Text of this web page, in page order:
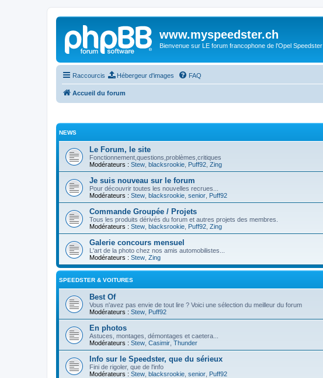
www.myspeedster.ch
Bienvenue sur LE forum francophone de l'Opel Speedster
Raccourcis Hébergeur d'images FAQ
Accueil du forum
NEWS
Le Forum, le site
Fonctionnement,questions,problèmes,critiques
Modérateurs : Stew blacksrookie Puff92 Zing
Je suis nouveau sur le forum
Pour découvrir toutes les nouvelles recrues...
Modérateurs : Stew blacksrookie senior Puff92
Commande Groupée / Projets
Tous les produits dérivés du forum et autres projets des membres.
Modérateurs : Stew blacksrookie Puff92 Zing
Galerie concours mensuel
L'art de la photo chez nos amis automobilistes...
Modérateurs : Stew Zing
SPEEDSTER & VOITURES
Best Of
Vous n'avez pas envie de tout lire ? Voici une sélection du meilleur du forum
Modérateurs : Stew Puff92
En photos
Astuces, montages, démontages et caetera...
Modérateurs : Stew Casimir Thunder
Info sur le Speedster, que du sérieux
Fini de rigoler, que de l'info
Modérateurs : Stew blacksrookie senior Puff92